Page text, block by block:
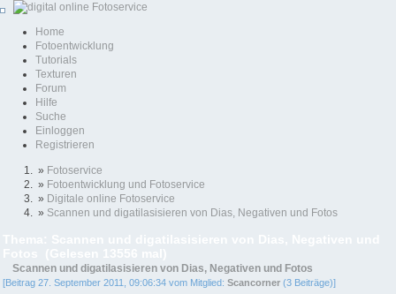
Home
Fotoentwicklung
Tutorials
Texturen
Forum
Hilfe
Suche
Einloggen
Registrieren
» Fotoservice
» Fotoentwicklung und Fotoservice
» Digitale online Fotoservice
» Scannen und digatilasisieren von Dias, Negativen und Fotos
Scannen und digatilasisieren von Dias, Negativen und Fotos
[Beitrag 27. September 2011, 09:06:34 vom Mitglied: Scancorner (3 Beiträge)]